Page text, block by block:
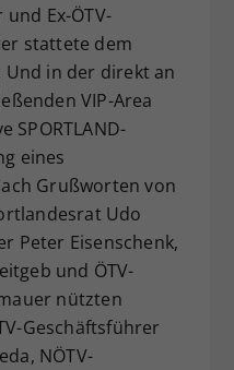
Ex-ÖTV-
stattete dem
Und in der direkt an
VIP-Area
SPORTLAND-
eines
Grußworten von
Udo
Peter Eisenschenk,
und ÖTV-
nützten
Geschäftsführer
NÖTV-